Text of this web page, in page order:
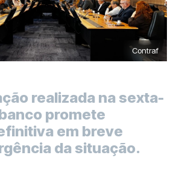
Contraf
realizada na sexta-
promete
em breve
da situação.